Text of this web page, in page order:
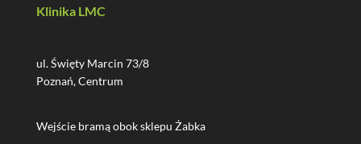
Klinika LMC
ul. Święty Marcin 73/8
Poznań, Centrum
Wejście bramą obok sklepu Żabka